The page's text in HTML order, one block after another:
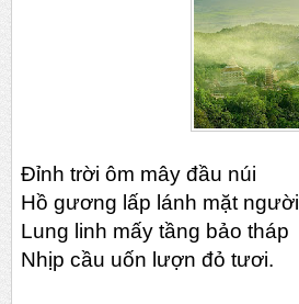
Đỉnh trời ôm mây đầu núi
Hồ gương lấp lánh mặt người
Lung linh mấy tầng bảo tháp
Nhịp cầu uốn lượn đỏ tươi.